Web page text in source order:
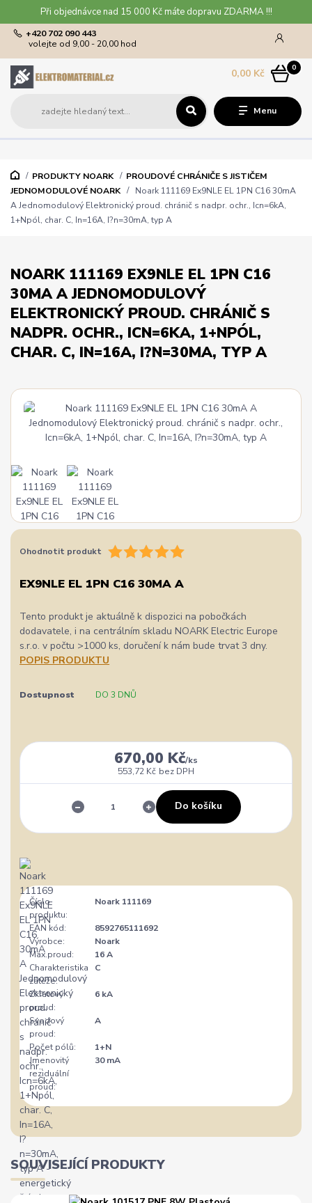
Při objednávce nad 15 000 Kč máte dopravu ZDARMA !!!
Menu
+420 702 090 443
volejte od 9,00 - 20,00 hod
0
0,00 Kč
PRODUKTY NOARK
PROUDOVÉ CHRÁNIČE S JISTIČEM
JEDNOMODULOVÉ NOARK
Noark 111169 Ex9NLE EL 1PN C16 30mA
A Jednomodulový Elektronický proud. chránič s nadpr. ochr., Icn=6kA,
1+Npól, char. C, In=16A, I?n=30mA, typ A
NOARK 111169 EX9NLE EL 1PN C16
30MA A JEDNOMODULOVÝ
ELEKTRONICKÝ PROUD. CHRÁNIČ S
NADPR. OCHR., ICN=6KA, 1+NPÓL,
CHAR. C, IN=16A, I?N=30MA, TYP A
Ohodnotit produkt
EX9NLE EL 1PN C16 30MA A
Tento produkt je aktuálně k dispozici na pobočkách
dodavatele, i na centrálním skladu NOARK Electric Europe
s.r.o. v počtu >1000 ks, doručení k nám bude trvat 3 dny.
POPIS PRODUKTU
Dostupnost DO 3 DNŮ
670,00 Kč/ks
553,72 Kč bez DPH
Do košíku
Číslo
produktu:
Noark 111169
EAN kód:
8592765111692
Výrobce:
Noark
Max.proud:
16 A
Charakteristika
zátěže:
C
Zkratový
proud:
6 kA
Svodový
proud:
A
Počet pólů:
1+N
Jmenovitý
reziduální
proud:
30 mA
SOUVISEJÍCÍ PRODUKTY